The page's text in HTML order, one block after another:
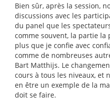
Bien sûr, après la session,
discussions avec les
du panel que les
comme souvent, la partie la
plus que je confie avec
comme de nombreuses
Bart Matthijs. Le
cours à tous les niveaux, et
en être un exemple de la
doit se faire.